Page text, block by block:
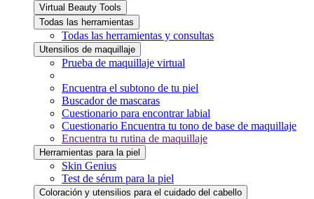
Virtual Beauty Tools
Todas las herramientas
Todas las herramientas y consultas
Utensilios de maquillaje
Prueba de maquillaje virtual
Encuentra el subtono de tu piel
Buscador de mascaras
Cuestionario para encontrar labial
Cuestionario Encuentra tu tono de base de maquillaje
Encuentra tu rutina de maquillaje
Herramientas para la piel
Skin Genius
Test de sérum para la piel
Coloración y utensilios para el cuidado del cabello